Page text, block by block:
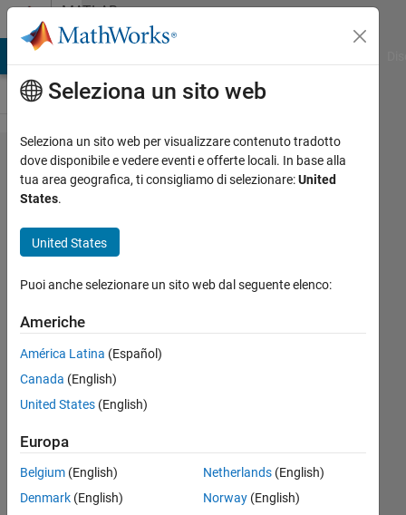
Vai al contenutoMATLAB
Answers
how to
impliment
wavelet
in
simulink?
bharat
14 Giu
2017
0
Risposte
Aggiornato
Seleziona un sito web
Seleziona un sito web per visualizzare contenuto tradotto
dove disponibile e vedere eventi e offerte locali. In base alla
tua area geografica, ti consigliamo di selezionare:United
States.
United States
Puoi anche selezionare un sito web dal seguente elenco:
Americhe
América Latina (Español)
Canada (English)
United States (English)
Europa
Belgium (English)
Denmark (English)
Netherlands(English)
Norway(English)